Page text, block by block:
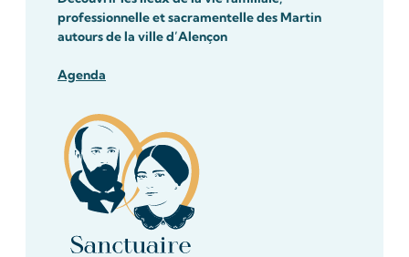
professionnelle et sacramentelle des Martin
autours de la ville d’Alençon
Agenda